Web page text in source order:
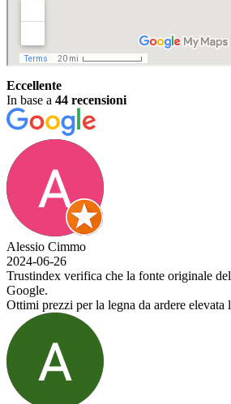
Eccellente
In base a 44 recensioni
Alessio Cimmo
2024-06-26
Trustindex verifica che la fonte originale
Google.
Ottimi prezzi per la legna da ardere elevata